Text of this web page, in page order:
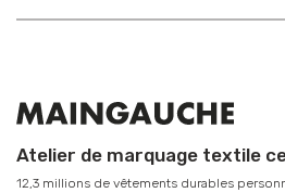
Atelier de marquage textile
12,3 millions de vêtements durables